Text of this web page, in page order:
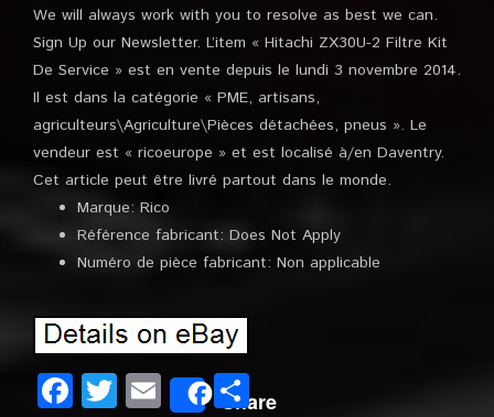
We will always work with you to resolve as best we can.
Sign Up our Newsletter. L’item « Hitachi ZX30U-2 Filtre Kit
De Service » est en vente depuis le lundi 3 novembre 2014.
Il est dans la catégorie « PME, artisans,
agriculteurs\Agriculture\Pièces détachées, pneus ». Le
vendeur est « ricoeurope » et est localisé à/en Daventry.
Cet article peut être livré partout dans le monde.
Marque: Rico
Référence fabricant: Does Not Apply
Numéro de pièce fabricant: Non applicable
Facebook
Twitter
EmailSharePartager